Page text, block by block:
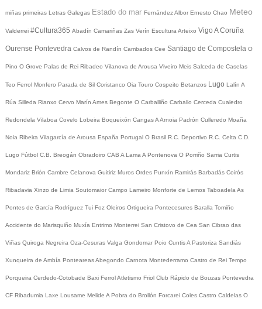
miñas primeiras Letras Galegas Estado do mar Fernández Albor Ernesto Chao Meteo
Valderrei #Cultura365 Abadín Camariñas Zas Verín Escultura Arteixo Vigo A Coruña
Ourense Pontevedra Calvos de Randín Cambados Cee Santiago de Compostela O
Pino O Grove Palas de Rei Ribadeo Vilanova de Arousa Viveiro Meis Salceda de Caselas
Teo Ferrol Monfero Parada de Sil Coristanco Oia Touro Cospeito Betanzos Lugo Lalín A
Rúa Silleda Rianxo Cervo Marín Ames Begonte O Carballiño Carballo Cerceda Cualedro
Redondela Vilaboa Covelo Lobeira Boqueixón CangasA Arnoia Padrón Culleredo Moaña
Noia Ribeira Vilagarcía de Arousa España Portugal O Brasil R.C. Deportivo R.C. Celta C.D.
Lugo Fútbol C.B. Breogán Obradoiro CAB A Lama A Pontenova O Porriño Sarria Curtis
Mondariz Brión Cambre Celanova Guitiriz Muros Ordes Punxín Ramirás Barbadás Coirós
Ribadavia Xinzo de Limia Soutomaior Campo Lameiro Monforte de Lemos Taboadela As
Pontes de García Rodríguez Tui Foz Oleiros Ortigueira Pontecesures Baralla Tomiño
Accidente do Marisquiño Muxía Entrimo Monterrei San Cristovo de Cea San Cibrao das
Viñas Quiroga Negreira Oza-Cesuras Valga Gondomar Poio CuntisA Pastoriza Sandiás
Xunqueira de Ambía PonteareasAbegondo Carnota Montederramo Castro de Rei Tempo
Porqueira Cerdedo-Cotobade Baxi FerrolAtletismo Friol Club Rápido de Bouzas Pontevedra
CF Ribadumia Laxe Lousame Melide A Pobra do Brollón Forcarei Coles Castro Caldelas O